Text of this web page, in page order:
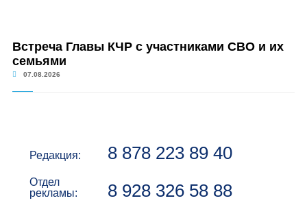
Встреча Главы КЧР с участниками СВО и их
семьями
07.08.2026
Редакция: 8 878 223 89 40
Отдел
рекламы:
8 928 326 58 88